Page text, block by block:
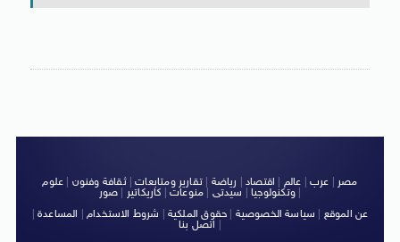
مصر عرب عالم اقتصاد رياضة |تقارير ومتابعات|ثقافة وفنون
علوم
وتكنولوجيا| سيدتى منوعات كاريكاتير صور
|
عن الموقع
سياسة الخصوصية حقوق الملكية شروط الاستخدام| المساعدة|
اتصل بنا